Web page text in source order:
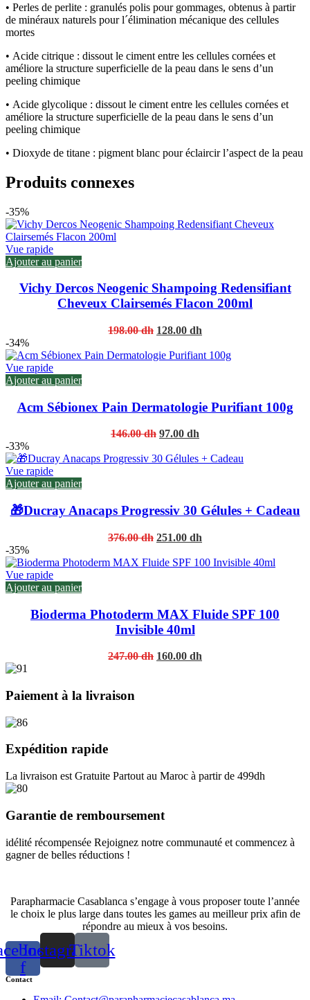
• Perles de perlite : granulés polis pour gommages, obtenus à partir
de minéraux naturels pour l´élimination mécanique des cellules
mortes
• Acide citrique : dissout le ciment entre les cellules cornées et
améliore la structure superficielle de la peau dans le sens d’un
peeling chimique
• Acide glycolique : dissout le ciment entre les cellules cornées et
améliore la structure superficielle de la peau dans le sens d’un
peeling chimique
• Dioxyde de titane : pigment blanc pour éclaircir l’aspect de la peau
Produits connexes
-35%
Vue rapide
Ajouter au panier
Vichy Dercos Neogenic Shampoing Redensifiant
Cheveux Clairsemés Flacon 200ml
198.00dh Original
was:
128.00 dh
is:
-34%
Vue rapide
Ajouter au panier
Acm Sébionex Pain Dermatologie Purifiant 100g
146.00dh Original
was:
97.00 dh
is:
-33%
Vue rapide
Ajouter au panier
🎁Ducray Anacaps Progressiv 30 Gélules + Cadeau
376.00dh Original
was:
251.00 dh
is:
-35%
Vue rapide
Ajouter au panier
Bioderma Photoderm MAX Fluide SPF 100
Invisible 40ml
247.00dh Original
160.00 dh
Paiement à la livraison
Expédition rapide
La livraison est Gratuite Partout au Maroc à partir de 499dh
Garantie de remboursement
idélité récompensée Rejoignez notre communauté et commencez à
gagner de belles réductions !
Parapharmacie Casablanca s’engage à vous proposer toute l’année
le choix le plus large dans toutes les games au meilleur prix afin de
répondre au mieux à vos besoins.
f
InstagramTiktok
Contact